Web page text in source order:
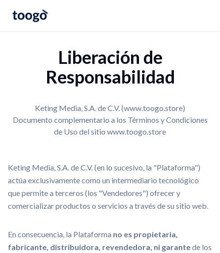
Liberación de
Responsabilidad
Keting Media, S.A. de C.V. (www.toogo.store)
Documento complementario a los Términos y Condiciones
de Uso del sitio www.toogo.store
Keting Media, S.A. de C.V. (en lo sucesivo, la "Plataforma")
actúa exclusivamente como un intermediario tecnológico
que permite a terceros (los "Vendedores") ofrecer y
comercializar productos o servicios a través de su sitio web.
En consecuencia, la Plataforma no es propietaria,
fabricante, distribuidora, revendedora, ni garantede los